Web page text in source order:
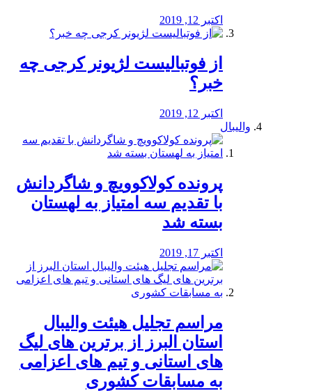
اکتبر 12, 2019
از فوتبالیست لژیونر کرجی چه
خبر؟
اکتبر 12, 2019
والیبال
پرونده کولاکوویچ و شاگردانش
با تقدیم سه امتیاز به لهستان
بسته شد
اکتبر 17, 2019
مراسم تجلیل هیئت والیبال
استان البرز از برترین های لیگ
های استانی و تیم های اعزامی
به مسابقات کشوری